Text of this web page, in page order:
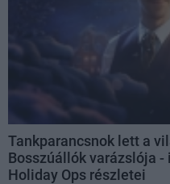
Tankparancsnok lett a
Bosszúállók varázslója -
Holiday Ops részletei